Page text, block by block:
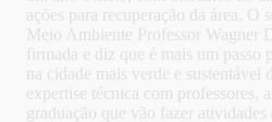
ações para recuperação da área. O
Meio Ambiente Professor Wagner
firmada e diz que é mais um passo
na cidade mais verde e
expertise técnica com professores,
graduação que vão fazer